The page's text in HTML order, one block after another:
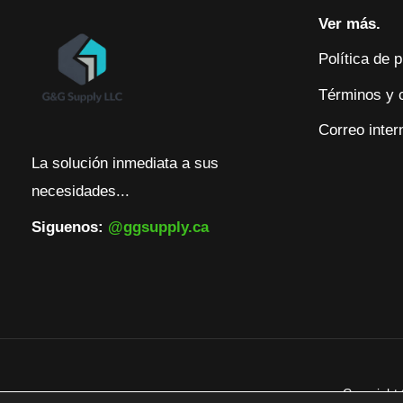
La solución inmediata a sus
necesidades...
Siguenos: @ggsupply.ca
Ver más.
Política de
Términos y
Correo
Copyright